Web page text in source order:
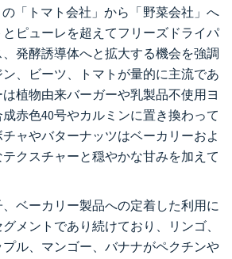
の「トマト会社」から「野菜会社」へ
ピューレを超えてフリーズドライパ
発酵誘導体へと拡大する機会を強調
、ビーツ、トマトが量的に主流であ
植物由来バーガーや乳製品不使用ヨ
赤色40号やカルミンに置き換わって
ャやバターナッツはベーカリーおよ
クスチャーと穏やかな甘みを加えて
ベーカリー製品への定着した利用に
メントであり続けており、リンゴ、
ル、マンゴー、バナナがペクチンや